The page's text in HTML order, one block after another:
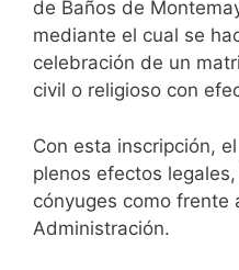
de Baños de
mediante el cual se
celebración de un
civil o religioso con
Con esta inscripción,
plenos efectos
cónyuges como frente
Administración.